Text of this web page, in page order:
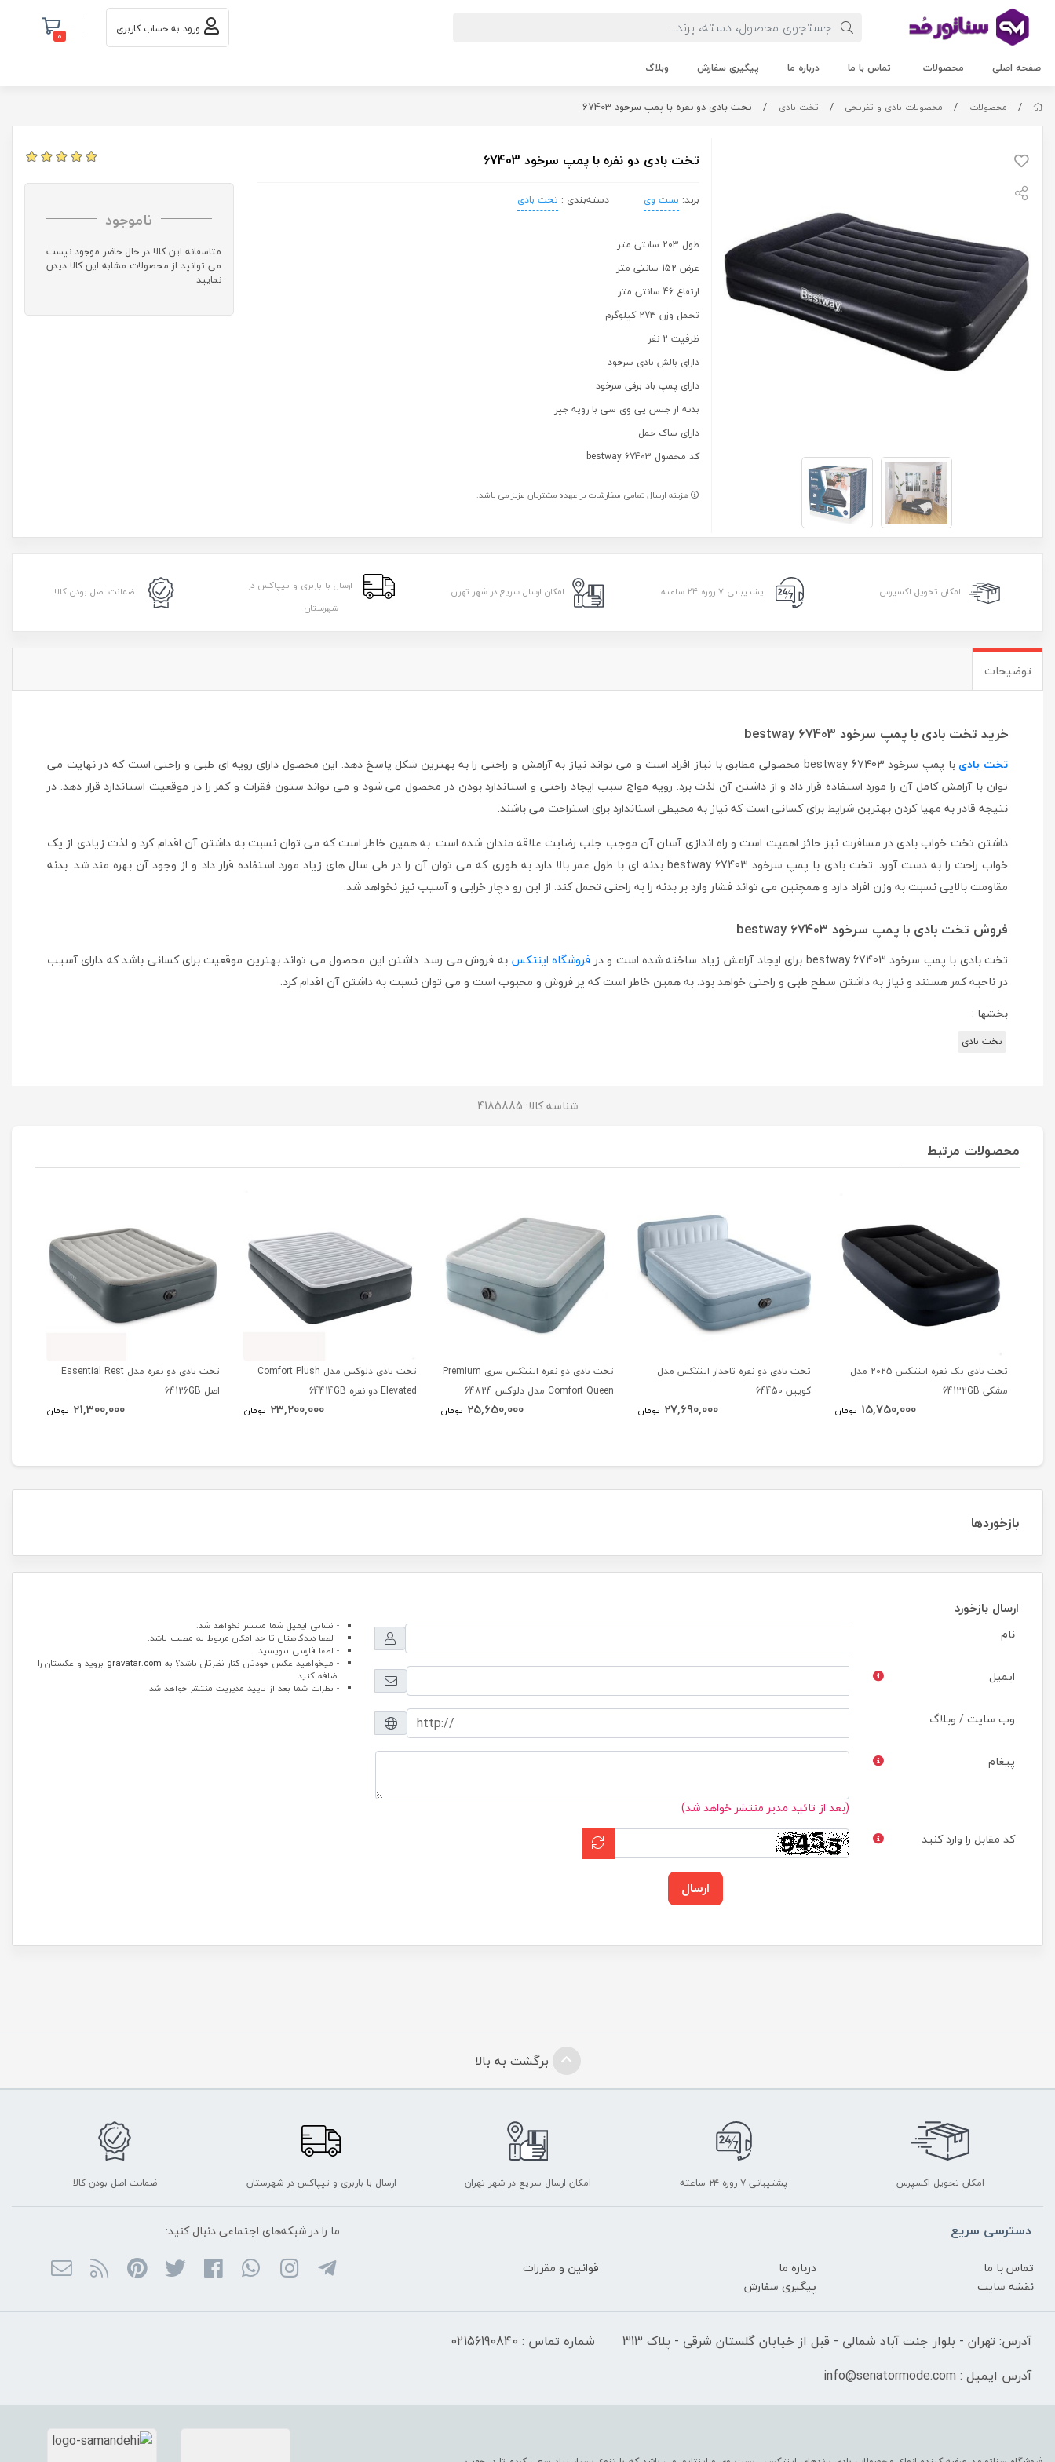
ورود به حساب کاربری 0
صفحه اصلی محصولات تماس با ما درباره ما پیگیری سفارش وبلاگ
/ محصولات / محصولات بادی و تفریحی / تخت بادی / تخت بادی دو نفره با پمپ سرخود 67403
تخت بادی دو نفره با پمپ سرخود 67403
برند: بست وی دسته‌بندی : تخت بادی
طول 203 سانتی متر
عرض 152 سانتی متر
ارتفاع 46 سانتی متر
تحمل وزن 273 کیلوگرم
ظرفیت 2 نفر
دارای بالش بادی سرخود
دارای پمپ باد برقی سرخود
بدنه از جنس پی وی سی با رویه جیر
دارای ساک حمل
کد محصول bestway 67403
هزینه ارسال تمامی سفارشات بر عهده مشتریان عزیز می باشد.
ناموجود
متاسفانه این کالا در حال حاضر موجود نیست.
می توانید از محصولات مشابه این کالا دیدن
نمایید
امکان تحویل اکسپرس پشتیبانی ۷ روزه ۲۴ ساعته امکان ارسال سریع در شهر تهران
ارسال با باربری و تیپاکس در
شهرستان
ضمانت اصل بودن کالا
توضیحات
خرید تخت بادی با پمپ سرخود bestway 67403
تخت بادی
با پمپ سرخود bestway 67403 محصولی مطابق با نیاز افراد است و می تواند نیاز به آرامش و راحتی را به بهترین شکل پاسخ دهد. این محصول دارای رویه ای طبی و راحتی است که در نهایت می
توان با آرامش کامل آن را مورد استفاده قرار داد و از داشتن آن لذت برد. رویه مواج سبب ایجاد راحتی و استاندارد بودن در محصول می شود و می تواند ستون فقرات و کمر را در موقعیت استاندارد قرار دهد. در
نتیجه قادر به مهیا کردن بهترین شرایط برای کسانی است که نیاز به محیطی استاندارد برای استراحت می باشند.
داشتن تخت خواب بادی در مسافرت نیز حائز اهمیت است و راه اندازی آسان آن موجب جلب رضایت علاقه مندان شده است. به همین خاطر است که می توان نسبت به داشتن آن اقدام کرد و لذت زیادی از یک
خواب راحت را به دست آورد. تخت بادی با پمپ سرخود bestway 67403 بدنه ای با طول عمر بالا دارد به طوری که می توان آن را در طی سال های زیاد مورد استفاده قرار داد و از وجود آن بهره مند شد. بدنه
مقاومت بالایی نسبت به وزن افراد دارد و همچنین می تواند فشار وارد بر بدنه را به راحتی تحمل کند. از این رو دچار خرابی و آسیب نیز نخواهد شد.
فروش تخت بادی با پمپ سرخود bestway 67403
تخت بادی با پمپ سرخود bestway 67403 برای ایجاد آرامش زیاد ساخته شده است و در فروشگاه اینتکس به فروش می رسد. داشتن این محصول می تواند بهترین موقعیت برای کسانی باشد که دارای آسیب
در ناحیه کمر هستند و نیاز به داشتن سطح طبی و راحتی خواهد بود. به همین خاطر است که پر فروش و محبوب است و می توان نسبت به داشتن آن اقدام کرد.
بخشها :
تخت بادی
شناسه کالا: 4185885
محصولات مرتبط
تخت بادی یک نفره اینتکس 2025 مدل
مشکی 64122GB
15,750,000 تومان
تخت بادی دو نفره تاجدار اینتکس مدل
کویین 64450
27,690,000 تومان
تخت بادی دو نفره اینتکس سری Premium
Comfort Queen مدل دلوکس 64824
25,650,000 تومان
تخت بادی دلوکس مدل Comfort Plush
Elevated دو نفره 64414GB
23,200,000 تومان
تخت بادی دو نفره مدل Essential Rest
اصل 64126GB
21,300,000 تومان
بازخوردها
ارسال بازخورد
نام
ایمیل
وب سایت / وبلاگ
پیغام
(بعد از تائید مدیر منتشر خواهد شد)
کد مقابل را وارد کنید
ارسال
- نشانی ایمیل شما منتشر نخواهد شد.
- لطفا دیدگاهتان تا حد امکان مربوط به مطلب باشد.
- لطفا فارسی بنویسید.
- میخواهید عکس خودتان کنار نظرتان باشد؟ به gravatar.com بروید و عکستان را
اضافه کنید.
- نظرات شما بعد از تایید مدیریت منتشر خواهد شد
برگشت به بالا
امکان تحویل اکسپرس پشتیبانی ۷ روزه ۲۴ ساعته امکان ارسال سریع در شهر تهران ارسال با باربری و تیپاکس در شهرستان ضمانت اصل بودن کالا
دسترسی سریع
تماس با ما درباره ما
قوانین و مقررات
نقشه سایت
پیگیری سفارش
ما را در شبکه‌های اجتماعی دنبال کنید:
آدرس: تهران - بلوار جنت آباد شمالی - قبل از خیابان گلستان شرقی - پلاک 313
شماره تماس : 02156190840
آدرس ایمیل : info@senatormode.com